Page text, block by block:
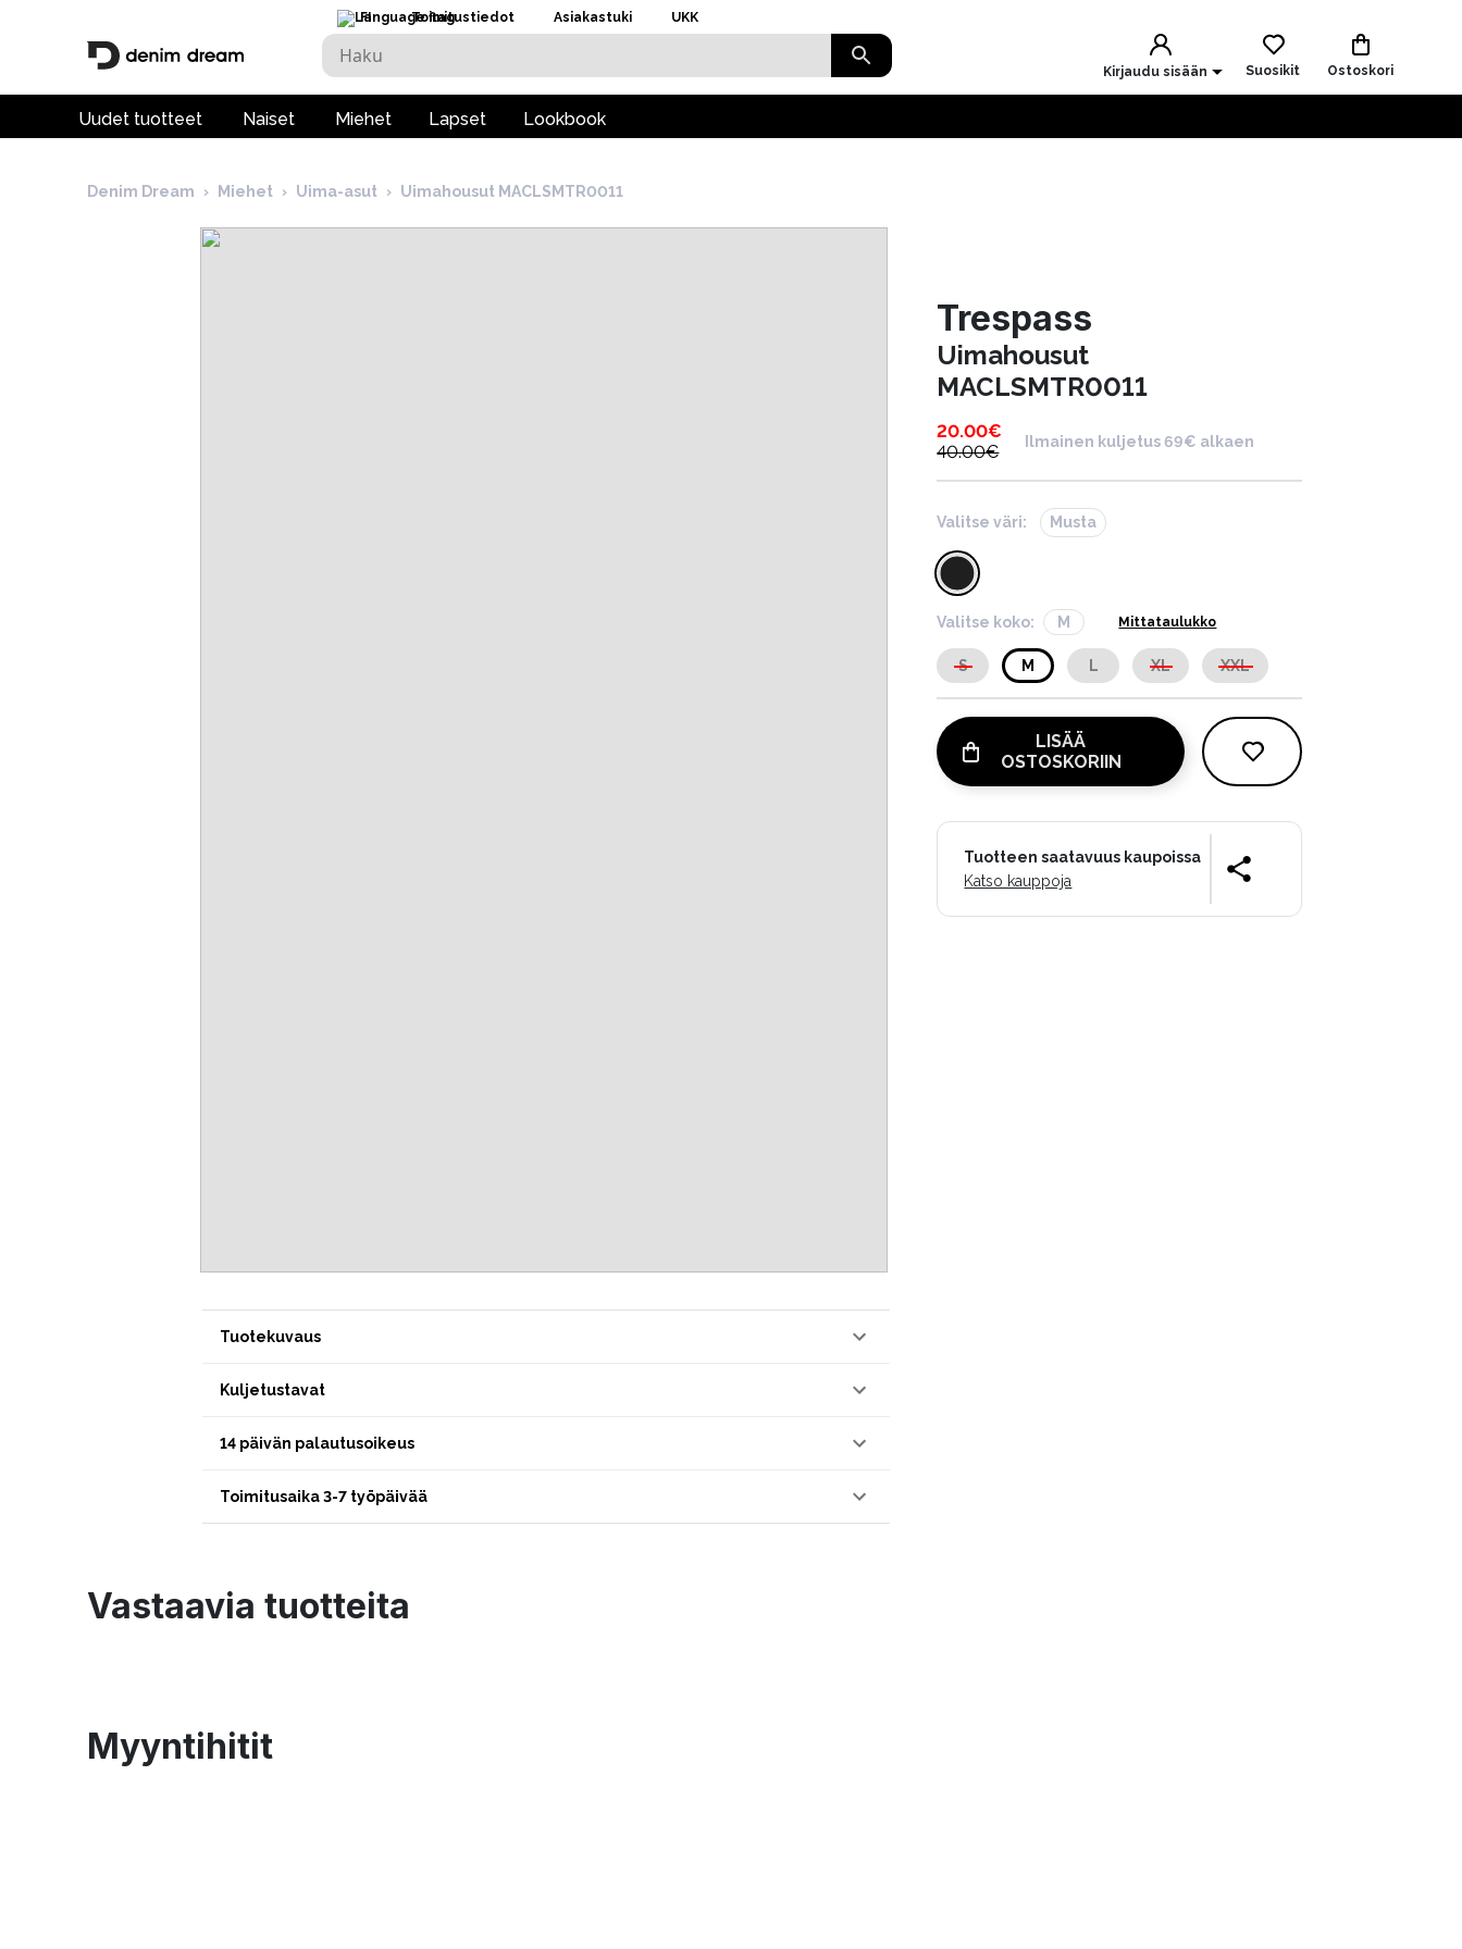
FI Toimitustiedot Asiakastuki UKK
Kirjaudu sisään Suosikit Ostoskori
Uudet tuotteet Naiset Miehet Lapset Lookbook
Denim Dream › Miehet › Uima-asut › Uimahousut MACLSMTR0011
Tuotekuvaus
Kuljetustavat
14 päivän palautusoikeus
Toimitusaika 3-7 työpäivää
Trespass
Uimahousut
MACLSMTR0011
20.00€
40.00€
Ilmainen kuljetus 69€ alkaen
Valitse väri: Musta
Valitse koko: M Mittataulukko
S M L XL XXL
LISÄÄ
OSTOSKORIIN
Tuotteen saatavuus kaupoissa
Katso kauppoja
Vastaavia tuotteita
Myyntihitit